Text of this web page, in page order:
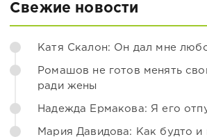
Свежие новости
Катя Скалон: Он дал мне
Ромашов не готов менять
ради жены
Надежда Ермакова: Я его
Мария Давидова: Как будто и